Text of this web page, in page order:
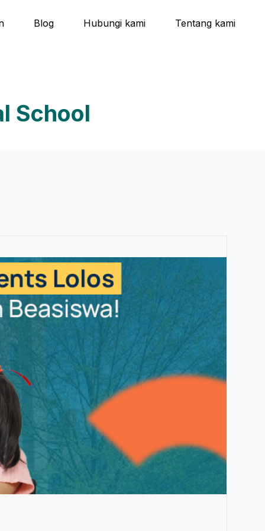
Blog Hubungi kami Tentang kami
School